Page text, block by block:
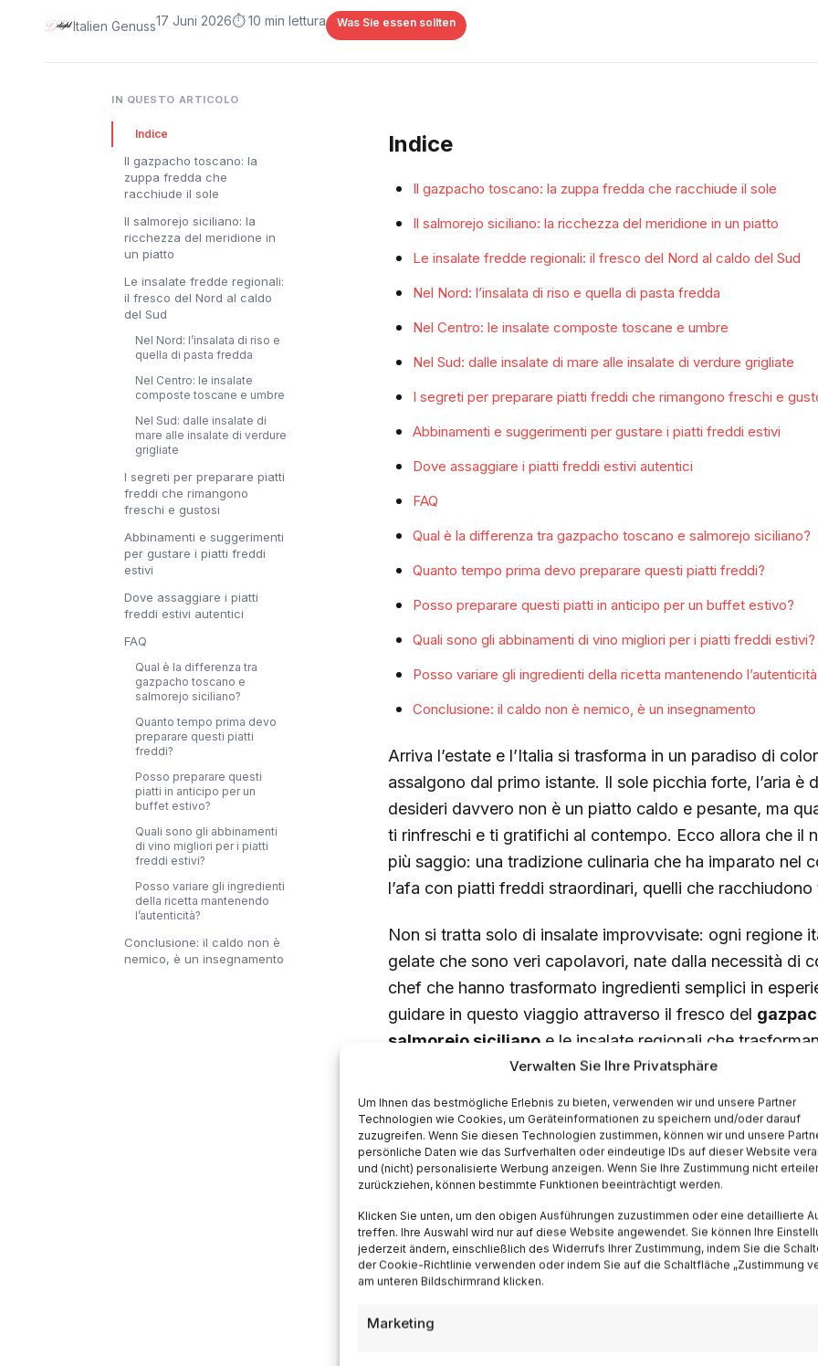
Verwalten Sie Ihre Privatsphäre
Um Ihnen das bestmögliche Erlebnis zu bieten, verwenden wir und unsere Partner
Technologien wie Cookies, um Geräteinformationen zu speichern und/oder darauf
zuzugreifen. Wenn Sie diesen Technologien zustimmen, können wir und unsere
persönliche Daten wie das Surfverhalten oder eindeutige IDs auf dieser Website
und (nicht) personalisierte Werbung anzeigen. Wenn Sie Ihre Zustimmung nicht
zurückziehen, können bestimmte Funktionen beeinträchtigt werden.
Klicken Sie unten, um den obigen Ausführungen zuzustimmen oder eine detaillierte
treffen. Ihre Auswahl wird nur auf diese Website angewendet. Sie können Ihre
jederzeit ändern, einschließlich des Widerrufs Ihrer Zustimmung, indem Sie die
der Cookie-Richtlinie verwenden oder indem Sie auf die Schaltfläche „Zustimmung
am unteren Bildschirmrand klicken.
Marketing
Italien Genuss17 Juni 2026⏱️ 10 min lettura Was Sie essen sollten
IN QUESTO ARTICOLO
Indice
Il gazpacho toscano: la
zuppa fredda che
racchiude il sole
Il salmorejo siciliano: la
ricchezza del meridione in
un piatto
Le insalate fredde regionali:
il fresco del Nord al caldo
del Sud
Nel Nord: l’insalata di riso e
quella di pasta fredda
Nel Centro: le insalate
composte toscane e umbre
Nel Sud: dalle insalate di
mare alle insalate di verdure
grigliate
I segreti per preparare piatti
freddi che rimangono
freschi e gustosi
Abbinamenti e suggerimenti
per gustare i piatti freddi
estivi
Dove assaggiare i piatti
freddi estivi autentici
FAQ
Qual è la differenza tra
gazpacho toscano e
salmorejo siciliano?
Quanto tempo prima devo
preparare questi piatti
freddi?
Posso preparare questi
piatti in anticipo per un
buffet estivo?
Quali sono gli abbinamenti
di vino migliori per i piatti
freddi estivi?
Posso variare gli ingredienti
della ricetta mantenendo
l’autenticità?
Conclusione: il caldo non è
nemico, è un insegnamento
Indice
Il gazpacho toscano: la zuppa fredda che racchiude il sole
Il salmorejo siciliano: la ricchezza del meridione in un piatto
Le insalate fredde regionali: il fresco del Nord al caldo del Sud
Nel Nord: l’insalata di riso e quella di pasta fredda
Nel Centro: le insalate composte toscane e umbre
Nel Sud: dalle insalate di mare alle insalate di verdure grigliate
I segreti per preparare piatti freddi che rimangono freschi e
Abbinamenti e suggerimenti per gustare i piatti freddi estivi
Dove assaggiare i piatti freddi estivi autentici
FAQ
Qual è la differenza tra gazpacho toscano e salmorejo siciliano?
Quanto tempo prima devo preparare questi piatti freddi?
Posso preparare questi piatti in anticipo per un buffet estivo?
Quali sono gli abbinamenti di vino migliori per i piatti freddi estivi?
Posso variare gli ingredienti della ricetta mantenendo
Conclusione: il caldo non è nemico, è un insegnamento
Arriva l’estate e l’Italia si trasforma in un paradiso di
assalgono dal primo istante. Il sole picchia forte, l’aria è
desideri davvero non è un piatto caldo e pesante, ma
ti rinfreschi e ti gratifichi al contempo. Ecco allora che il
più saggio: una tradizione culinaria che ha imparato nel
l’afa con piatti freddi straordinari, quelli che
Non si tratta solo di insalate improvvisate: ogni regione
gelate che sono veri capolavori, nate dalla necessità di
chef che hanno trasformato ingredienti semplici in
guidare in questo viaggio attraverso il fresco del
salmorejo sicilianoe le insalate regionali che
Il gazpacho toscano: la zuppa
racchiude il sole
Quando pensi alla Toscana, immagini colline ondulate e
estate e varchi la soglia di un’osteria, ciò che viene
gazpacho toscano , una minestra fredda che